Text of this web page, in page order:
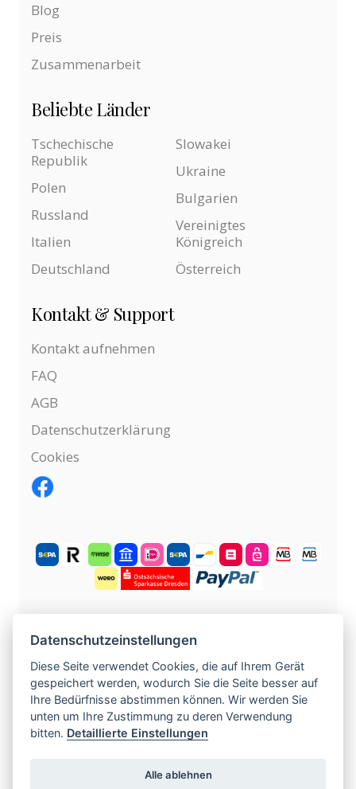
Blog
Preis
Zusammenarbeit
Beliebte Länder
Tschechische
Republik
Polen
Russland
Italien
Deutschland
Slowakei
Ukraine
Bulgarien
Vereinigtes
Königreich
Österreich
Kontakt & Support
Kontakt aufnehmen
FAQ
AGB
Datenschutzerklärung
Cookies
©2004 -2026tschechische-traumfrauen.de.
Alle Rechte vorbehalten.
KOSTENLOS ANMELDEN
www.europska-zoznamka.sk
Datenschutzeinstellungen
Diese Seite verwendet Cookies, die auf Ihrem Gerät
gespeichert werden, wodurch Sie die Seite besser auf
Ihre Bedürfnisse abstimmen können. Wir werden Sie
unten um Ihre Zustimmung zu deren Verwendung
bitten. Detaillierte Einstellungen
Alle ablehnen